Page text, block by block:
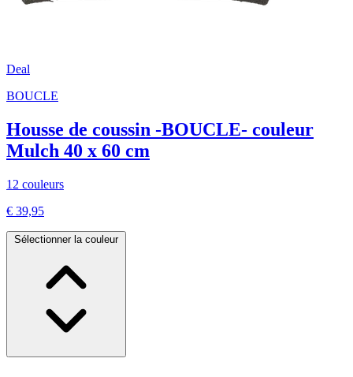
Deal
BOUCLE
Housse de coussin -BOUCLE- couleur
Mulch 40 x 60 cm
12 couleurs
€ 39,95
Sélectionner la couleur